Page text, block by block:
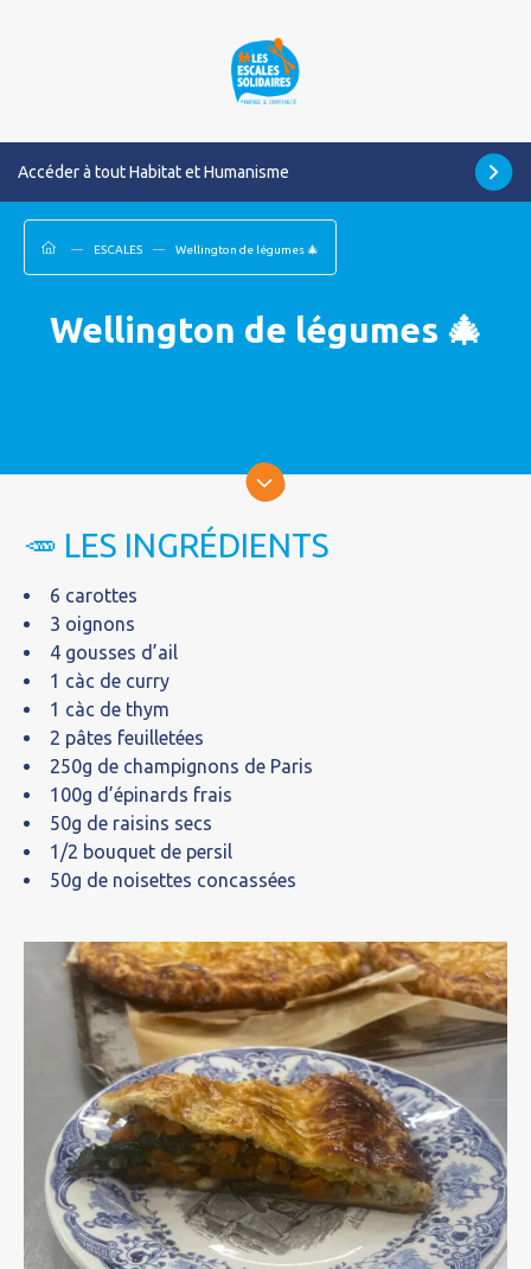
Accéder à tout Habitat et Humanisme
ESCALES Wellington de légumes 🎄
Wellington de légumes 🎄
🥕 LES INGRÉDIENTS
6 carottes
3 oignons
4 gousses d’ail
1 càc de curry
1 càc de thym
2 pâtes feuilletées
250g de champignons de Paris
100g d’épinards frais
50g de raisins secs
1/2 bouquet de persil
50g de noisettes concassées